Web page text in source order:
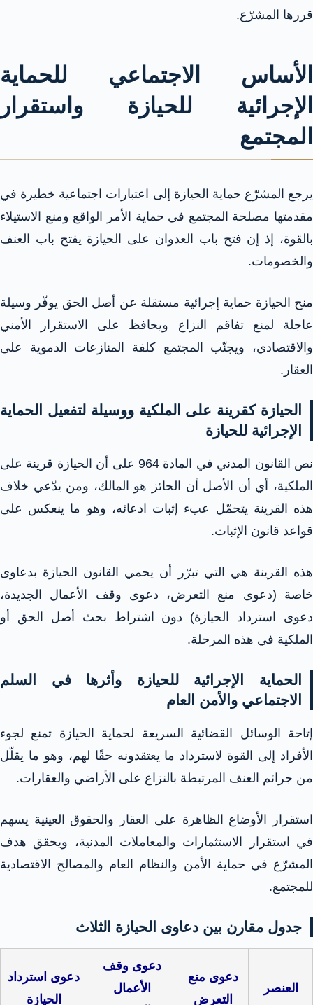
قررها المشرّع.​
الأساس الاجتماعي للحماية
الإجرائية للحيازة واستقرار
المجتمع
يرجع المشرّع حماية الحيازة إلى اعتبارات اجتماعية خطيرة في
مقدمتها مصلحة المجتمع في حماية الأمر الواقع ومنع الاستيلاء
بالقوة، إذ إن فتح باب العدوان على الحيازة يفتح باب العنف
والخصومات.​​
منح الحيازة حماية إجرائية مستقلة عن أصل الحق يوفّر وسيلة
عاجلة لمنع تفاقم النزاع ويحافظ على الاستقرار الأمني
والاقتصادي، ويجنّب المجتمع كلفة المنازعات الدموية على
العقار.​​
الحيازة كقرينة على الملكية ووسيلة لتفعيل الحماية
الإجرائية للحيازة
نص القانون المدني في المادة 964 على أن الحيازة قرينة على
الملكية، أي أن الأصل أن الحائز هو المالك، ومن يدّعي خلاف
هذه القرينة يتحمّل عبء إثبات ادعائه، وهو ما ينعكس على
قواعد قانون الإثبات.​
هذه القرينة هي التي تبرّر أن يحمي القانون الحيازة بدعاوى
خاصة (دعوى منع التعرض، دعوى وقف الأعمال الجديدة،
دعوى استرداد الحيازة) دون اشتراط بحث أصل الحق أو
الملكية في هذه المرحلة.​
الحماية الإجرائية للحيازة وأثرها في السلم
الاجتماعي والأمن العام
إتاحة الوسائل القضائية السريعة لحماية الحيازة تمنع لجوء
الأفراد إلى القوة لاسترداد ما يعتقدونه حقًا لهم، وهو ما يقلّل
من جرائم العنف المرتبطة بالنزاع على الأراضي والعقارات.​​
استقرار الأوضاع الظاهرة على العقار والحقوق العينية يسهم
في استقرار الاستثمارات والمعاملات المدنية، ويحقق هدف
المشرّع في حماية الأمن والنظام العام والمصالح الاقتصادية
للمجتمع.​​
جدول مقارن بين دعاوى الحيازة الثلاث
العنصر
دعوى منع
التعرض
دعوى وقف
الأعمال
دعوى استرداد
الحيازة